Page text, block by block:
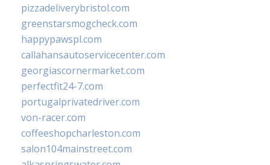
pizzadeliverybristol.com
greenstarsmogcheck.com
happypawspl.com
callahansautoservicecenter.com
georgiascornermarket.com
perfectfit24-7.com
portugalprivatedriver.com
von-racer.com
coffeeshopcharleston.com
salon104mainstreet.com